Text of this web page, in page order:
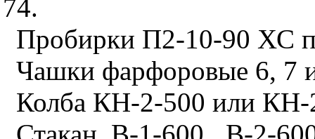
74.
Пробирки П2-10-90 ХС
Чашки фарфоровые 6, 7
Колба КН-2-500 или